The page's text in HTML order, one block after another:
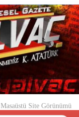
Masaüstü Site Görünümü